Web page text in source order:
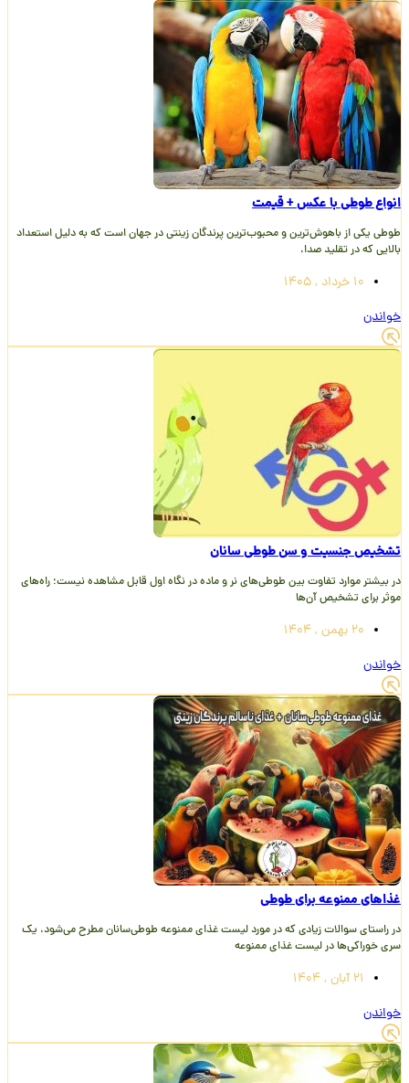
انواع طوطی با عکس + قیمت
طوطی یکی از باهوش‌ترین و محبوب‌ترین پرندگان زینتی در جهان است که به دلیل استعداد
بالایی که در تقلید صدا،
10 خرداد , 1405
خواندن
تشخیص جنسیت و سن طوطی سانان
در بیشتر موارد تفاوت بین طوطی­‌های نر و ماده در نگاه اول قابل مشاهده نیست؛ راه‌های
موثر برای تشخیص آن‌ها
20 بهمن , 1404
خواندن
غذاهای ممنوعه برای طوطی
در راستای سوالات زیادی که در مورد لیست غذای ممنوعه طوطی‌سانان مطرح می‌شود، یک
سری خوراکی‌ها در لیست غذای ممنوعه
21 آبان , 1404
خواندن